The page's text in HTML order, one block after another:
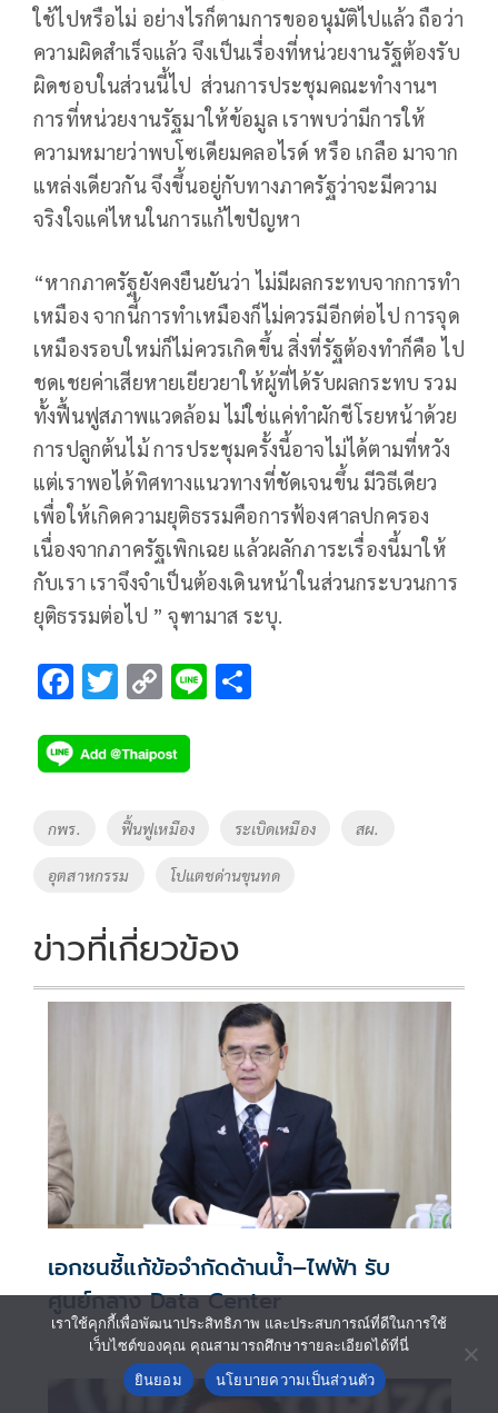
ใช้ไปหรือไม่ อย่างไรก็ตามการขออนุมัติไปแล้ว ถือว่า
ความผิดสำเร็จแล้ว จึงเป็นเรื่องที่หน่วยงานรัฐต้องรับ
ผิดชอบในส่วนนี้ไป ส่วนการประชุมคณะทำงานฯ
การที่หน่วยงานรัฐมาให้ข้อมูล เราพบว่ามีการให้
ความหมายว่าพบโซเดียมคลอไรด์ หรือ เกลือ มาจาก
แหล่งเดียวกัน จึงขึ้นอยู่กับทางภาครัฐว่าจะมีความ
จริงใจแค่ไหนในการแก้ไขปัญหา
“หากภาครัฐยังคงยืนยันว่า ไม่มีผลกระทบจากการทำ
เหมือง จากนี้การทำเหมืองก็ไม่ควรมีอีกต่อไป การจุด
เหมืองรอบใหม่ก็ไม่ควรเกิดขึ้น สิ่งที่รัฐต้องทำก็คือ ไป
ชดเชยค่าเสียหายเยียวยาให้ผู้ที่ได้รับผลกระทบ รวม
ทั้งฟื้นฟูสภาพแวดล้อม ไม่ใช่แค่ทำผักชีโรยหน้าด้วย
การปลูกต้นไม้ การประชุมครั้งนี้อาจไม่ได้ตามที่หวัง
แต่เราพอได้ทิศทางแนวทางที่ชัดเจนขึ้น มีวิธีเดียว
เพื่อให้เกิดความยุติธรรมคือการฟ้องศาลปกครอง
เนื่องจากภาครัฐเพิกเฉย แล้วผลักภาระเรื่องนี้มาให้
กับเรา เราจึงจำเป็นต้องเดินหน้าในส่วนกระบวนการ
ยุติธรรมต่อไป ” จุฑามาส ระบุ.
F
e
b
o
o
k
T
tt
er
C
p
y
Li
n
k
Li
Tags
กพร. ฟื้นฟูเหมือง ระเบิดเหมือง สผ.
อุตสาหกรรม โปแตชด่านขุนทด
ข่าวที่เกี่ยวข้อง
เอกชนชี้แก้ข้อจำกัดด้านน้ำ–ไฟฟ้า รับ
ศูนย์กลาง Data Center
เราใช้คุกกี้เพื่อพัฒนาประสิทธิภาพ และประสบการณ์ที่ดีในการใช้
เว็บไซต์ของคุณ คุณสามารถศึกษารายละเอียดได้ที่นี่
ยินยอม
นโยบายความเป็นส่วนตัว